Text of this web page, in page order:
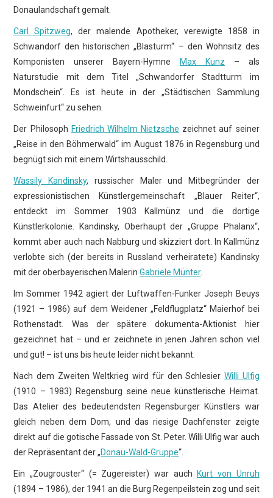
Donaulandschaft gemalt.
Carl Spitzweg, der malende Apotheker, verewigte 1858 in
Schwandorf den historischen „Blasturm“ – den Wohnsitz des
Komponisten unserer Bayern-Hymne
Max Kunz – als
Naturstudie mit dem Titel „Schwandorfer Stadtturm im
Mondschein“. Es ist heute in der „Städtischen Sammlung
Schweinfurt“ zu sehen.
Der Philosoph Friedrich Wilhelm Nietzsche zeichnet auf seiner
„Reise in den Böhmerwald“ im August 1876 in Regensburg und
begnügt sich mit einem Wirtshausschild.
Wassily Kandinsky, russischer Maler und Mitbegründer der
expressionistischen Künstlergemeinschaft „Blauer Reiter“,
entdeckt im Sommer 1903 Kallmünz und die dortige
Künstlerkolonie. Kandinsky, Oberhaupt der „Gruppe Phalanx“,
kommt aber auch nach Nabburg und skizziert dort. In Kallmünz
verlobte sich (der bereits in Russland verheiratete) Kandinsky
mit der oberbayerischen MalerinGabriele Münter.
Im Sommer 1942 agiert der Luftwaffen-Funker Joseph Beuys
(1921 – 1986) auf dem Weidener „Feldflugplatz“ Maierhof bei
Rothenstadt. Was der spätere dokumenta-Aktionist hier
gezeichnet hat – und er zeichnete in jenen Jahren schon viel
und gut! – ist uns bis heute leider nicht bekannt.
Nach dem Zweiten Weltkrieg wird für den Schlesier Willi Ulfig
(1910 – 1983) Regensburg seine neue künstlerische Heimat.
Das Atelier des bedeutendsten Regensburger Künstlers war
gleich neben dem Dom, und das riesige Dachfenster zeigte
direkt auf die gotische Fassade von St. Peter. Willi Ulfig war auch
der Repräsentant der „Donau-Wald-Gruppe“.
Ein „Zougrouster“ (= Zugereister) war auch
Kurt von Unruh
(1894 – 1986), der 1941 an die Burg Regenpeilstein zog und seit